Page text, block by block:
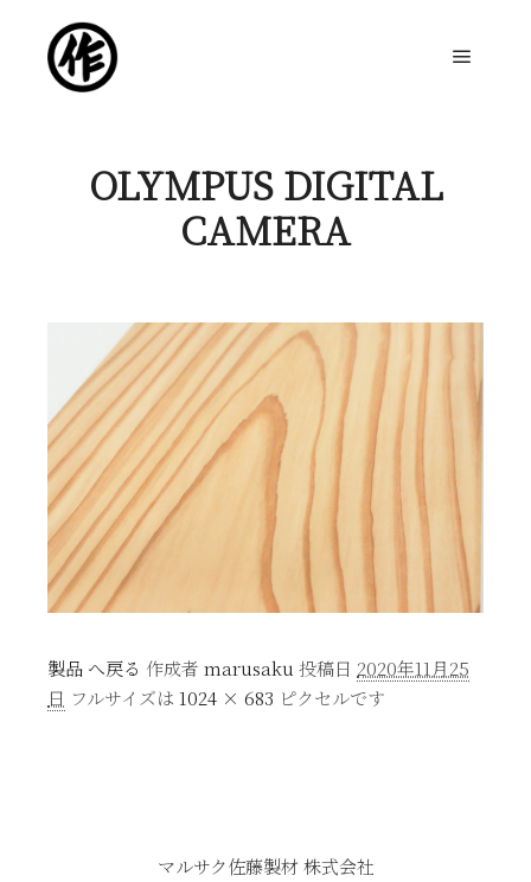
OLYMPUS DIGITAL
CAMERA
製品 へ戻る 作成者 marusaku 投稿日 2020年11月25
日 フルサイズは 1024 × 683 ピクセルです
マルサク佐藤製材 株式会社